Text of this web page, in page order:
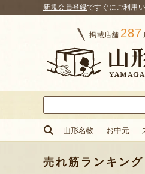
新規会員登録ですぐにご利用
掲載店舗 287
索:
山形名物 お中元
売れ筋ランキング